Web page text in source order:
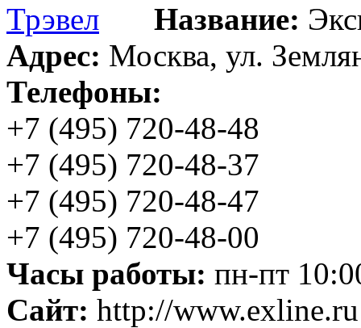
Название:
Адрес: Москва, ул.
Телефоны:
+7 (495) 720-48-48
+7 (495) 720-48-37
+7 (495) 720-48-47
+7 (495) 720-48-00
Часы работы: пн-пт
Сайт: http://www.exline.ru